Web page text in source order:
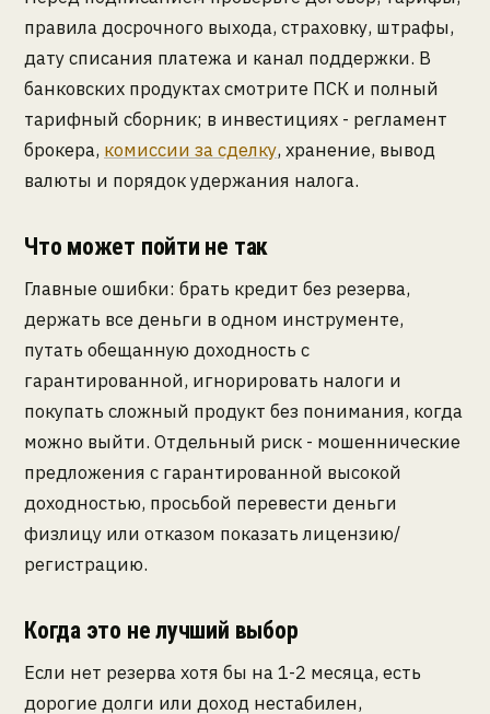
правила досрочного выхода, страховку, штрафы,
дату списания платежа и канал поддержки. В
банковских продуктах смотрите ПСК и полный
тарифный сборник; в инвестициях - регламент
брокера, комиссии за сделку, хранение, вывод
валюты и порядок удержания налога.
Что может пойти не так
Главные ошибки: брать кредит без резерва,
держать все деньги в одном инструменте,
путать обещанную доходность с
гарантированной, игнорировать налоги и
покупать сложный продукт без понимания, когда
можно выйти. Отдельный риск - мошеннические
предложения с гарантированной высокой
доходностью, просьбой перевести деньги
физлицу или отказом показать лицензию/
регистрацию.
Когда это не лучший выбор
Если нет резерва хотя бы на 1-2 месяца, есть
дорогие долги или доход нестабилен,